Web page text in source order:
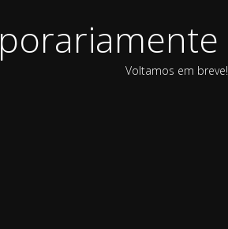
Voltamos em breve!